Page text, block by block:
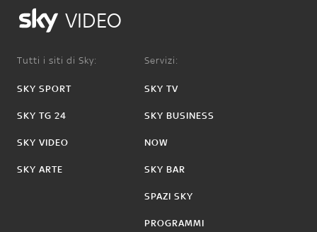
VIDEO
Tutti i siti di Sky:
SKY SPORT
SKY TG 24
SKY VIDEO
SKY ARTE
Servizi:
SKY TV
SKY BUSINESS
NOW
SKY BAR
SPAZI SKY
PROGRAMMI